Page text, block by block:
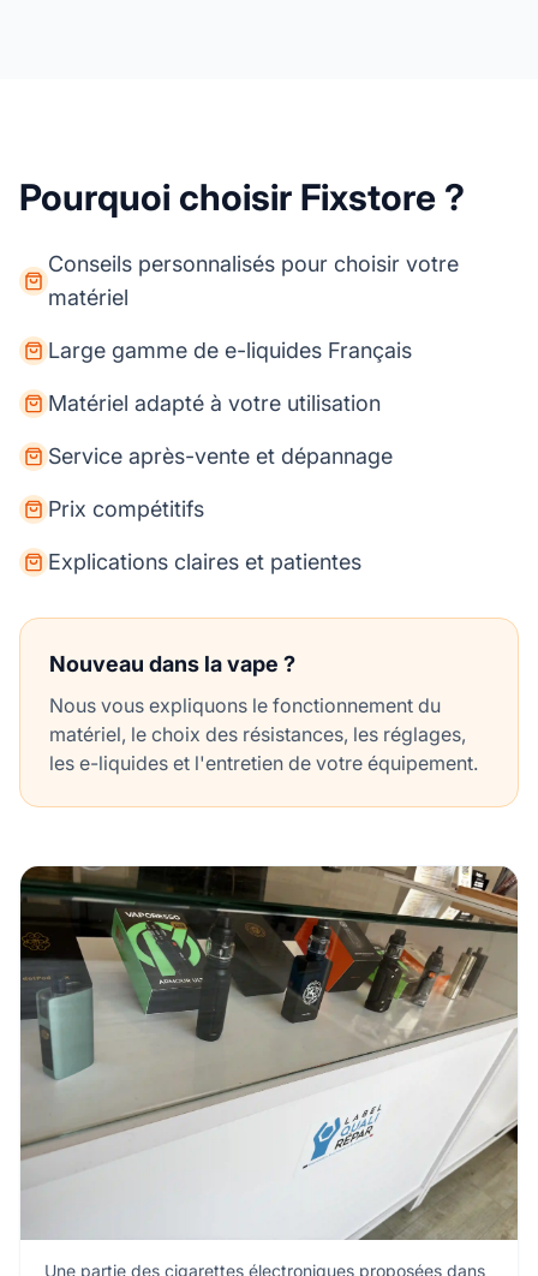
Pourquoi choisir Fixstore ?
Conseils personnalisés pour choisir votre
matériel
Large gamme de e-liquides Français
Matériel adapté à votre utilisation
Service après-vente et dépannage
Prix compétitifs
Explications claires et patientes
Nouveau dans la vape ?
Nous vous expliquons le fonctionnement du
matériel, le choix des résistances, les réglages,
les e-liquides et l'entretien de votre équipement.
Une partie des cigarettes électroniques proposées dans